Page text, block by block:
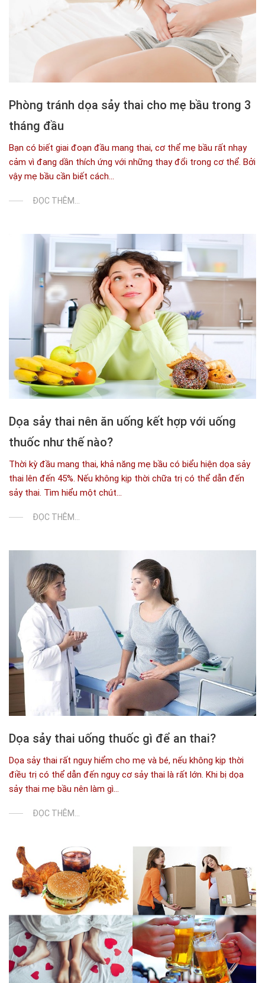
Phòng tránh dọa sảy thai cho mẹ bầu trong 3
tháng đầu
Bạn có biết giai đoạn đầu mang thai, cơ thể mẹ bầu rất nhạy
cảm vì đang dần thích ứng với những thay đổi trong cơ thể. Bởi
vậy mẹ bầu cần biết cách...
ĐỌC THÊM...
Dọa sảy thai nên ăn uống kết hợp với uống
thuốc như thế nào?
Thời kỳ đầu mang thai, khả năng mẹ bầu có biểu hiện dọa sảy
thai lên đến 45%. Nếu không kịp thời chữa trị có thể dẫn đến
sảy thai. Tìm hiểu một chút...
ĐỌC THÊM...
Dọa sảy thai uống thuốc gì để an thai?
Dọa sảy thai rất nguy hiểm cho mẹ và bé, nếu không kịp thời
điều trị có thể dẫn đến nguy cơ sảy thai là rất lớn. Khi bị dọa
sảy thai mẹ bầu nên làm gì...
ĐỌC THÊM...